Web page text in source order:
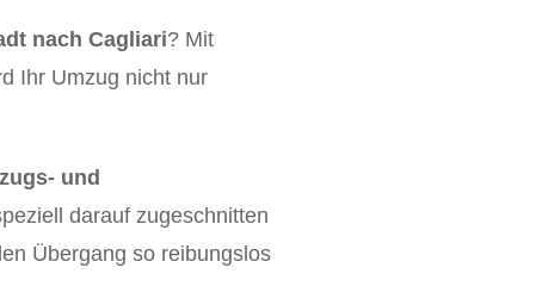
nach Cagliari? Mit
Ihr Umzug nicht nur
und
darauf zugeschnitten
Übergang so reibungslos